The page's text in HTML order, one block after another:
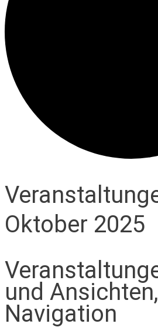
Oktober 2025
und Ansichten,
Navigation